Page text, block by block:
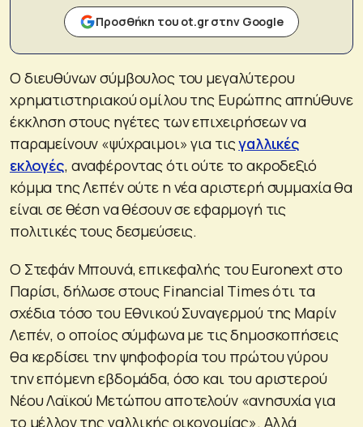
Προσθήκη του ot.gr στην Google
Ο διευθύνων σύμβουλος του μεγαλύτερου
χρηματιστηριακού ομίλου της Ευρώπης απηύθυνε
έκκληση στους ηγέτες των επιχειρήσεων να
παραμείνουν «ψύχραιμοι» για τιςγαλλικές
εκλογές, αναφέροντας ότι ούτε το ακροδεξιό
κόμμα της Λεπέν ούτε η νέα αριστερή συμμαχία θα
είναι σε θέση να θέσουν σε εφαρμογή τις
πολιτικές τους δεσμεύσεις.
Ο Στεφάν Μπουνά, επικεφαλής του Euronext στο
Παρίσι, δήλωσε στους Financial Times ότι τα
σχέδια τόσο του Εθνικού Συναγερμού της Μαρίν
Λεπέν, ο οποίος σύμφωνα με τις δημοσκοπήσεις
θα κερδίσει την ψηφοφορία του πρώτου γύρου
την επόμενη εβδομάδα, όσο και του αριστερού
Νέου Λαϊκού Μετώπου αποτελούν «ανησυχία για
το μέλλον της γαλλικής οικονομίας». Αλλά